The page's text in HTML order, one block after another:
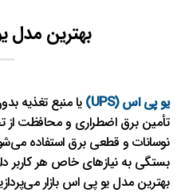
بهترین مدل
یو پی اس (UPS)
یا منبع تغذیه
تأمین برق اضطراری و محافظت از
نوسانات و قطعی برق استفاده
بستگی به نیازهای خاص هر کاربر
بهترین مدل یو پی اس بازار